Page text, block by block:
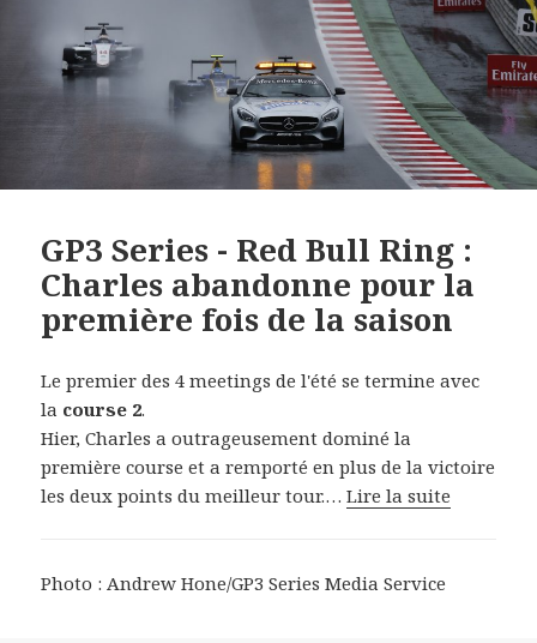
GP3 Series - Red Bull Ring :
Charles abandonne pour la
première fois de la saison
Le premier des 4 meetings de l'été se termine avec
la course 2.
Hier, Charles a outrageusement dominé la
première course et a remporté en plus de la victoire
les deux points du meilleur tour.…Lire la suite
Photo : Andrew Hone/GP3 Series Media Service